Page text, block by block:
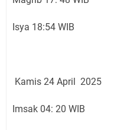
Isya 18:54 WIB
Kamis 24 April 2025
Imsak 04: 20 WIB